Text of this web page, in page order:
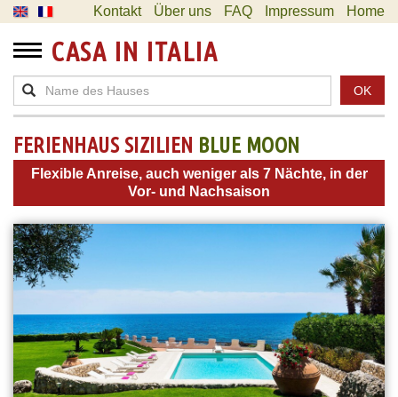
Kontakt Über uns FAQ Impressum Home
CASA IN ITALIA
OK
FERIENHAUS SIZILIEN BLUE MOON
Flexible Anreise, auch weniger als 7 Nächte, in der
Vor- und Nachsaison